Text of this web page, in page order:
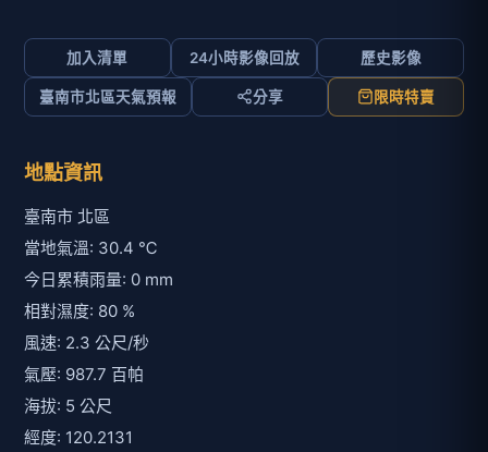
加入清單 24小時影像回放 歷史影像
臺南市北區天氣預報 分享 限時特賣
地點資訊
臺南市 北區
當地氣溫: 30.4 ℃
今日累積雨量: 0 mm
相對濕度: 80 %
風速: 2.3 公尺/秒
氣壓: 987.7 百帕
海拔: 5 公尺
經度: 120.2131